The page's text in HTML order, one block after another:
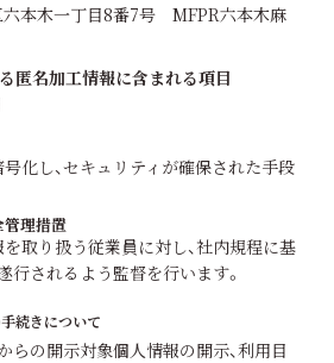
六本木一丁目8番7号 MFPR六本木麻
る匿名加工情報に含まれる項目
化し、セキュリティが確保された手段
理措置
を取り扱う従業員に対し、社内規程に基
行されるよう監督を行います。
続きについて
らの開示対象個人情報の開示、利用目